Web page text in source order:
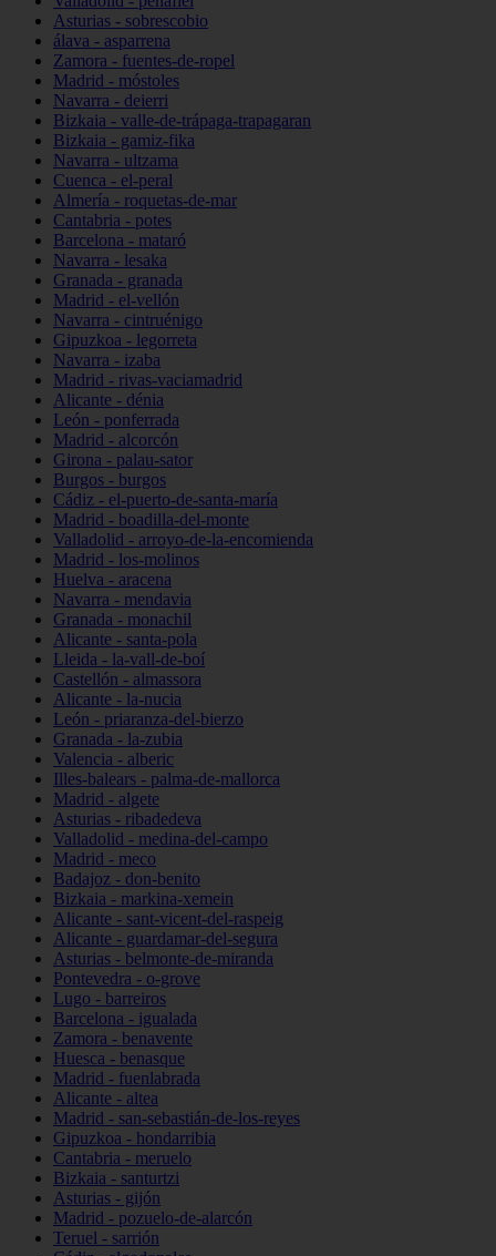
Asturias - sobrescobio
álava - asparrena
Zamora - fuentes-de-ropel
Madrid - móstoles
Navarra - deierri
Bizkaia - valle-de-trápaga-trapagaran
Bizkaia - gamiz-fika
Navarra - ultzama
Cuenca - el-peral
Almería - roquetas-de-mar
Cantabria - potes
Barcelona - mataró
Navarra - lesaka
Granada - granada
Madrid - el-vellón
Navarra - cintruénigo
Gipuzkoa - legorreta
Navarra - izaba
Madrid - rivas-vaciamadrid
Alicante - dénia
León - ponferrada
Madrid - alcorcón
Girona - palau-sator
Burgos - burgos
Cádiz - el-puerto-de-santa-maría
Madrid - boadilla-del-monte
Valladolid - arroyo-de-la-encomienda
Madrid - los-molinos
Huelva - aracena
Navarra - mendavia
Granada - monachil
Alicante - santa-pola
Lleida - la-vall-de-boí
Castellón - almassora
Alicante - la-nucia
León - priaranza-del-bierzo
Granada - la-zubia
Valencia - alberic
Illes-balears - palma-de-mallorca
Madrid - algete
Asturias - ribadedeva
Valladolid - medina-del-campo
Madrid - meco
Badajoz - don-benito
Bizkaia - markina-xemein
Alicante - sant-vicent-del-raspeig
Alicante - guardamar-del-segura
Asturias - belmonte-de-miranda
Pontevedra - o-grove
Lugo - barreiros
Barcelona - igualada
Zamora - benavente
Huesca - benasque
Madrid - fuenlabrada
Alicante - altea
Madrid - san-sebastián-de-los-reyes
Gipuzkoa - hondarribia
Cantabria - meruelo
Bizkaia - santurtzi
Asturias - gijón
Madrid - pozuelo-de-alarcón
Teruel - sarrión